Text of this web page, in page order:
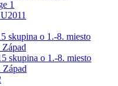
1
skupina o 1.-8. miesto
skupina o 1.-8. miesto